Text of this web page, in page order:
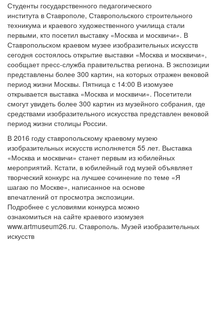
Студенты государственного педагогического
института в Ставрополе, Ставропольского строительного
техникума и краевого художественного училища стали
первыми, кто посетил выставку «Москва и москвичи». В
Ставропольском краевом музее изобразительных искусств
сегодня состоялось открытие выставки «Москва и москвичи»,
сообщает пресс-служба правительства региона. В экспозиции
представлены более 300 картин, на которых отражен вековой
период жизни Москвы. Пятница с 14:00 В изомузее
открывается выставка «Москва и москвичи». Посетители
смогут увидеть более 300 картин из музейного собрания, где
средствами изобразительного искусства представлен вековой
период жизни столицы России.
В 2016 году ставропольскому краевому музею
изобразительных искусств исполняется 55 лет. Выставка
«Москва и москвичи» станет первым из юбилейных
мероприятий. Кстати, в юбилейный год музей объявляет
творческий конкурс на лучшее сочинение по теме «Я
шагаю по Москве», написанное на основе
впечатлений от просмотра экспозиции.
Подробнее с условиями конкурса можно
ознакомиться на сайте краевого изомузея
www.artmuseum26.ru. Ставрополь. Музей изобразительных
искусств